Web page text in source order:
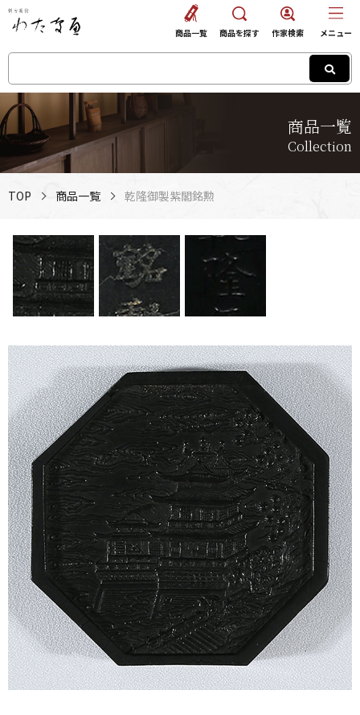
商品一覧
Collection
商品一覧 商品を探す 作家検索 メニュー
TOP 商品一覧 乾隆御製紫閣銘勲